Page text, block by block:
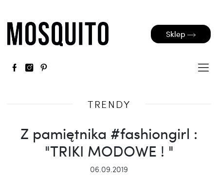
Sklep
TRENDY
Z pamiętnika #fashiongirl :
"TRIKI MODOWE ! "
06.09.2019